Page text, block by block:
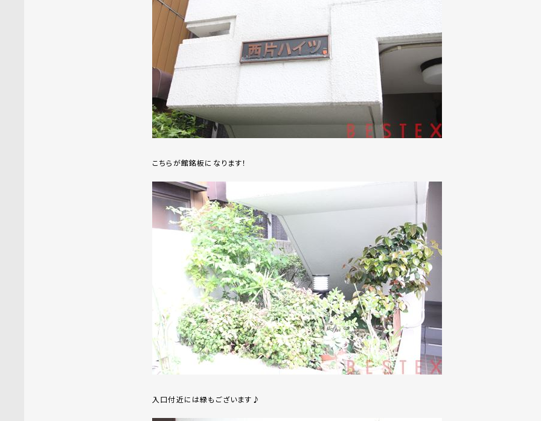
こちらが館銘板になります！
入口付近には緑もございます♪